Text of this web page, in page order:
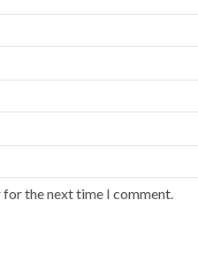
the next time I comment.